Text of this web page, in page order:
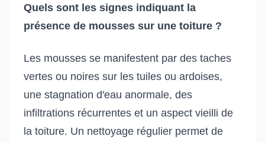
Quels sont les signes indiquant la
présence de mousses sur une toiture ?
Les mousses se manifestent par des taches
vertes ou noires sur les tuiles ou ardoises,
une stagnation d'eau anormale, des
infiltrations récurrentes et un aspect vieilli de
la toiture. Un nettoyage régulier permet de